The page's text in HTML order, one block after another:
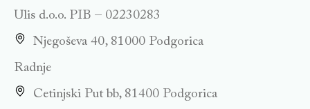
Ulis d.o.o. PIB – 02230283
Njegoševa 40, 81000 Podgorica
Radnje
Cetinjski Put bb, 81400 Podgorica